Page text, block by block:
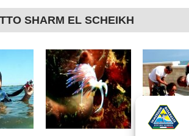
SHARM EL SCHEIKH